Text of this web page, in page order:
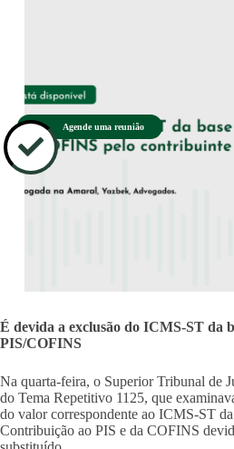
Agende uma reunião
É devida a exclusão do ICMS-ST da
PIS/COFINS
Na quarta-feira, o Superior Tribunal de
do Tema Repetitivo 1125, que
do valor correspondente ao ICMS-ST
Contribuição ao PIS e da COFINS